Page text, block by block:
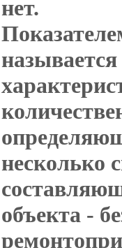
нет.
несколько
объекта -